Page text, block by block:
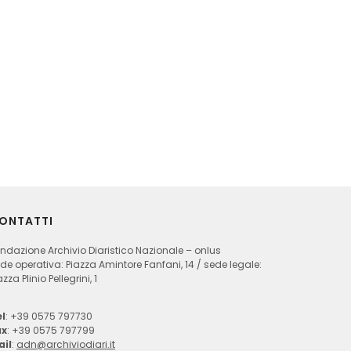
Archivio Diaristico Nazionale – onlus
operativa: Piazza Amintore Fanfani, 14 / sede legale:
Plinio Pellegrini, 1
: +39 0575 797730
: +39 0575 797799
: adn@archiviodiari.it